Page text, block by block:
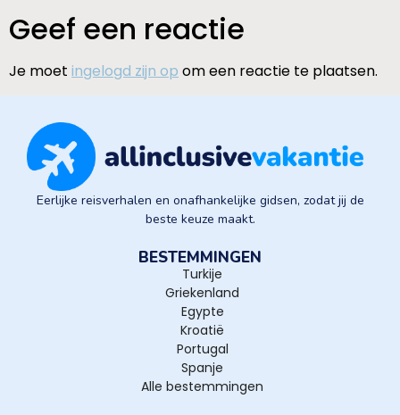
Geef een reactie
Je moet ingelogd zijn op om een reactie te plaatsen.
Eerlijke reisverhalen en onafhankelijke gidsen, zodat jij de
beste keuze maakt.
BESTEMMINGEN
Turkije
Griekenland
Egypte
Kroatië
Portugal
Spanje
Alle bestemmingen